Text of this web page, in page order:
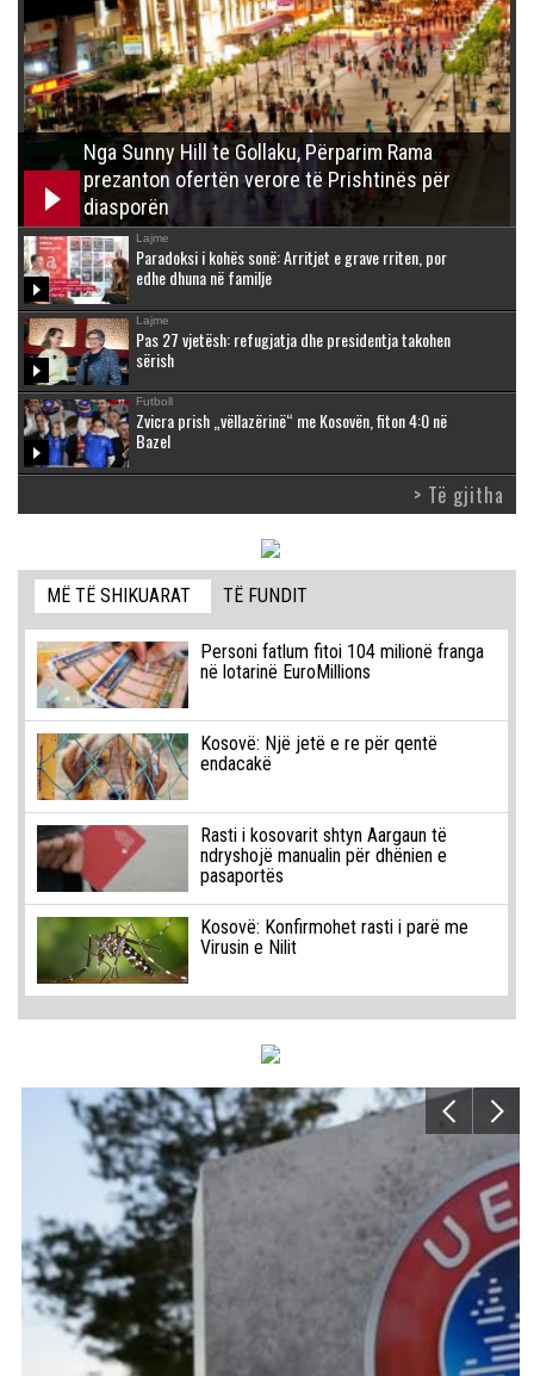
Nga Sunny Hill te Gollaku, Përparim Rama
prezanton ofertën verore të Prishtinës për
diasporën
Lajme
Paradoksi i kohës sonë: Arritjet e grave rriten, por
edhe dhuna në familje
Lajme
Pas 27 vjetësh: refugjatja dhe presidentja takohen
sërish
Futboll
Zvicra prish „vëllazërinë“ me Kosovën, fiton 4:0 në
Bazel
> Të gjitha
MË TË SHIKUARAT TË FUNDIT
Personi fatlum fitoi 104 milionë franga
në lotarinë EuroMillions
Kosovë: Një jetë e re për qentë
endacakë
Rasti i kosovarit shtyn Aargaun të
ndryshojë manualin për dhënien e
pasaportës
Kosovë: Konfirmohet rasti i parë me
Virusin e Nilit